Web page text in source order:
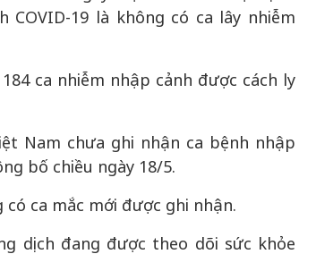
19 là không có ca lây nhiễm
ca nhiễm nhập cảnh được cách ly
Nam chưa ghi nhận ca bệnh nhập
bố chiều ngày 18/5.
ca mắc mới được ghi nhận.
dịch đang được theo dõi sức khỏe
định hình vị thế kiến
tạo | Kỳ 1: Khát vọng
quyết định lịch sử
nguồn nội lực,
vị thế kiến
thành động